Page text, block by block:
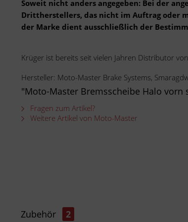
Soweit nicht anders angegeben: Bei der
Drittherstellers, das nicht im Auftrag oder
der Marke dient ausschließlich der
Krüger ist bereits seit vielen Jahren Distributor
Hersteller: Moto-Master Brake Systems,
"Moto-Master Bremsscheibe Halo vorn
Fragen zum Artikel?
Weitere Artikel von Moto-Master
Zubehör 2